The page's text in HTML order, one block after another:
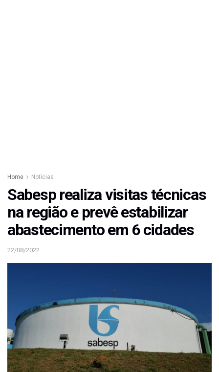
Home Notícias
Sabesp realiza visitas técnicas
na região e prevê estabilizar
abastecimento em 6 cidades
22/08/2022